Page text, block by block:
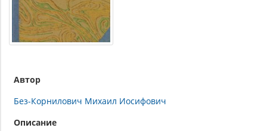
Автор
Без-Корнилович Михаил Иосифович
Описание